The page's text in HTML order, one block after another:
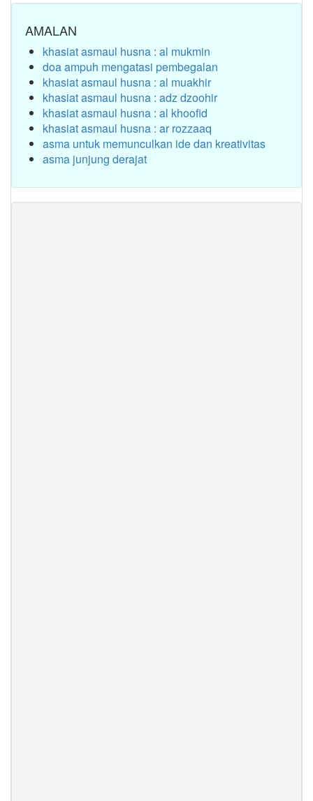
AMALAN
khasiat asmaul husna : al mukmin
doa ampuh mengatasi pembegalan
khasiat asmaul husna : al muakhir
khasiat asmaul husna : adz dzoohir
khasiat asmaul husna : al khoofid
khasiat asmaul husna : ar rozzaaq
asma untuk memunculkan ide dan kreativitas
asma junjung derajat